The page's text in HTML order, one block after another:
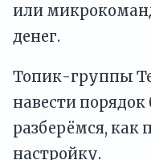
или
денег.
Топик-группы
навести порядок
разберёмся, как
настройку.